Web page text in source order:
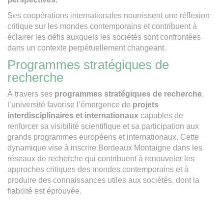
Ses coopérations internationales nourrissent une réflexion
critique sur les mondes contemporains et contribuent à
éclairer les défis auxquels les sociétés sont confrontées
dans un contexte perpétuellement changeant.
Programmes stratégiques de
recherche
À travers ses programmes stratégiques de recherche,
l’université favorise l’émergence de projets
interdisciplinaires et internationaux capables de
renforcer sa visibilité scientifique et sa participation aux
grands programmes européens et internationaux. Cette
dynamique vise à inscrire Bordeaux Montaigne dans les
réseaux de recherche qui contribuent à renouveler les
approches critiques des mondes contemporains et à
produire des connaissances utiles aux sociétés, dont la
fiabilité est éprouvée.